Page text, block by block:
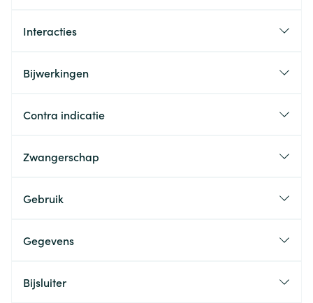
Interacties
Bijwerkingen
Contra indicatie
Zwangerschap
Gebruik
Gegevens
Bijsluiter